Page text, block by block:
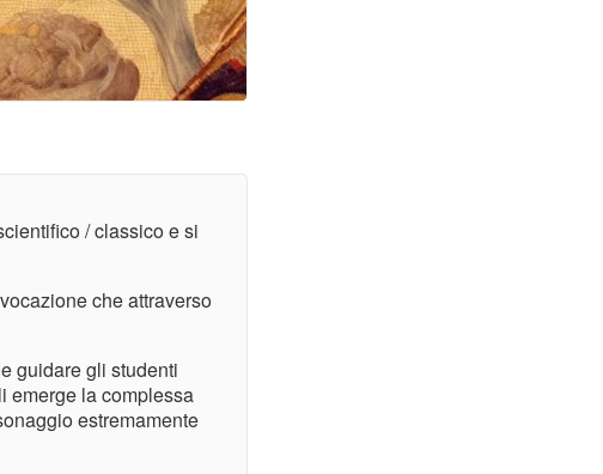
/ classico e si
che attraverso
guidare gli studenti
emerge la complessa
estremamente